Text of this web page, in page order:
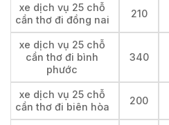
xe dịch vụ 25 chỗ
cần thơ đi đồng nai
210
xe dịch vụ 25 chỗ
cần thơ đi bình
phước
340
xe dịch vụ 25 chỗ
cần thơ đi biên hòa
200